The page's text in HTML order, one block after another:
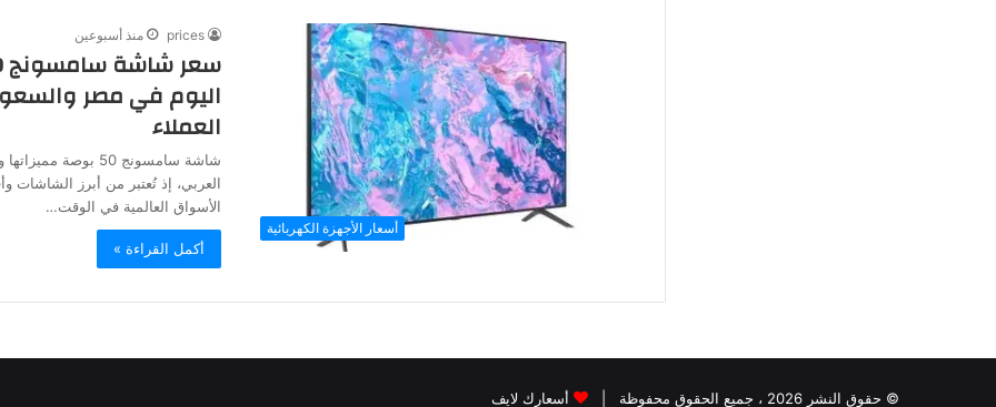
أسعار الأجهزة الكهربائية
prices منذ أسبوعين
اليوم في مصر
العملاء
شاشة سامسونج 50
العربي، إذ تُعتبر من أبرز الشاشات
الأسواق العالمية في الوقت…
أكمل القراءة »
© حقوق النشر 2026 ، جميع الحقوق محفوظة | أسعارك لايف